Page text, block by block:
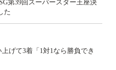
第39回スーパースター王座決
た
げて3着「1対1なら勝負でき